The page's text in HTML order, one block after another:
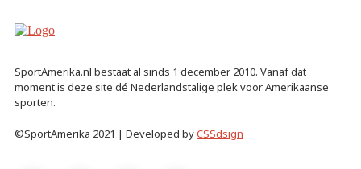
SportAmerika.nl bestaat al sinds 1 december 2010. Vanaf dat
moment is deze site dé Nederlandstalige plek voor Amerikaanse
sporten.
©SportAmerika 2021 | Developed byCSSdsign